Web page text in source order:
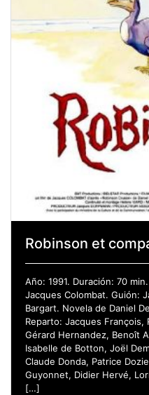
Robinson et
Año: 1991. Duración: 70
Jacques Colombat. Guión:
Bargart. Novela de Daniel
Reparto: Jacques François,
Gérard Hernandez, Benoît
Isabelle de Botton, Joël
Claude Donda, Patrice
Guyonnet, Didier Hervé,
[…]